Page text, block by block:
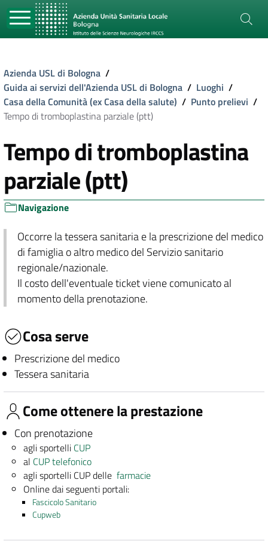
Azienda USL di Bologna /
Guida ai servizi dell'Azienda USL di Bologna / Luoghi /
Casa della Comunità (ex Casa della salute) / Punto prelievi /
Tempo di tromboplastina parziale (ptt)
Tempo di tromboplastina
parziale (ptt)
Navigazione
Occorre la tessera sanitaria e la prescrizione del medico
di famiglia o altro medico del Servizio sanitario
regionale/nazionale.
Il costo dell'eventuale ticket viene comunicato al
momento della prenotazione.
Cosa serve
Prescrizione del medico
Tessera sanitaria
Come ottenere la prestazione
Con prenotazione
agli sportelli CUP
al CUP telefonico
agli sportelli CUP dellefarmacie
Online dai seguenti portali:
Fascicolo Sanitario
Cupweb